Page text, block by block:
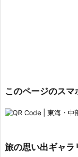
このページのスマ
旅の思い出ギャラ